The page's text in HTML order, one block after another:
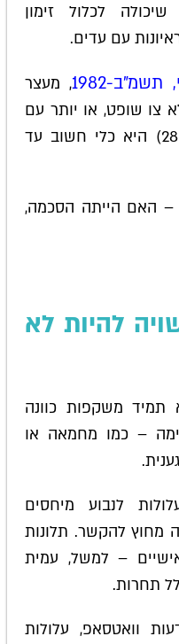
לכלול זימון
עם עדים.
1982
, מעצר
24 שעות ללא צו שופט, או יותר עם
אישור. זכותך לשתוק (סעיף 28) היא כלי חשוב עד
האם הייתה הסכמה,
להיות לא
תמיד משקפות כוונה
– כמו מחמאה או
לנבוע מיחסים
מחוץ להקשר. תלונות
– למשל, עמית
תחרות.
וואטסאפ, עלולות